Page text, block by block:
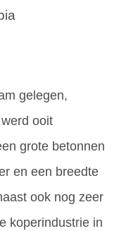
gelegen,
ooit
grote betonnen
en een breedte
ook nog zeer
koperindustrie in